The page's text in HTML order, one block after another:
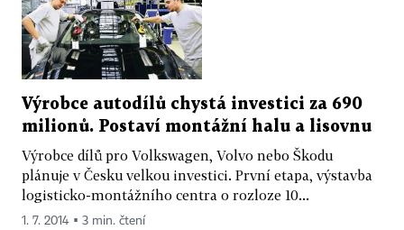
Výrobce autodílů chystá investici za 690
milionů. Postaví montážní halu a lisovnu
Výrobce dílů pro Volkswagen, Volvo nebo Škodu
plánuje v Česku velkou investici. První etapa, výstavba
logisticko-montážního centra o rozloze 10...
1. 7. 2014 ▪ 3 min. čtení